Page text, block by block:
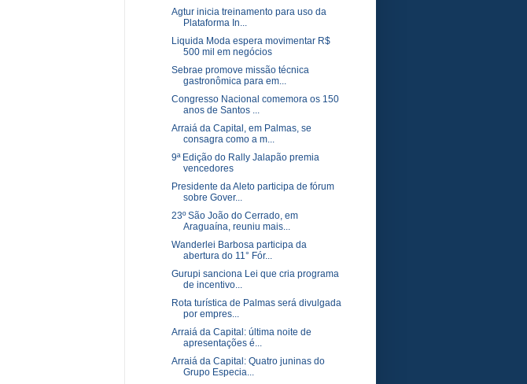
Agtur inicia treinamento para uso da
Plataforma In...
Liquida Moda espera movimentar R$
500 mil em negócios
Sebrae promove missão técnica
gastronômica para em...
Congresso Nacional comemora os 150
anos de Santos ...
Arraiá da Capital, em Palmas, se
consagra como a m...
9ª Edição do Rally Jalapão premia
vencedores
Presidente da Aleto participa de fórum
sobre Gover...
23º São João do Cerrado, em
Araguaína, reuniu mais...
Wanderlei Barbosa participa da
abertura do 11° Fór...
Gurupi sanciona Lei que cria programa
de incentivo...
Rota turística de Palmas será divulgada
por empres...
Arraiá da Capital: última noite de
apresentações é...
Arraiá da Capital: Quatro juninas do
Grupo Especia...